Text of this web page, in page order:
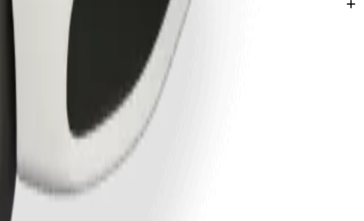
Kano.